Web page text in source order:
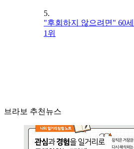
5.
"후회하지 않으려면" 60
1위
브라보 추천뉴스